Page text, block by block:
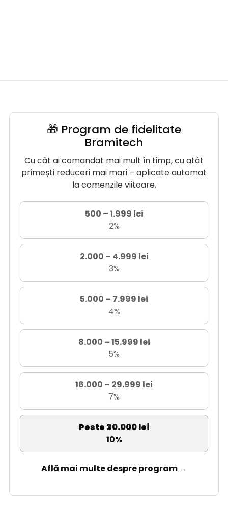
🎁 Program de fidelitate
Bramitech
Cu cât ai comandat mai mult în timp, cu atât
primești reduceri mai mari – aplicate automat
la comenzile viitoare.
500 – 1.999 lei
2%
2.000 – 4.999 lei
3%
5.000 – 7.999 lei
4%
8.000 – 15.999 lei
5%
16.000 – 29.999 lei
7%
Peste 30.000 lei
10%
Află mai multe despre program →